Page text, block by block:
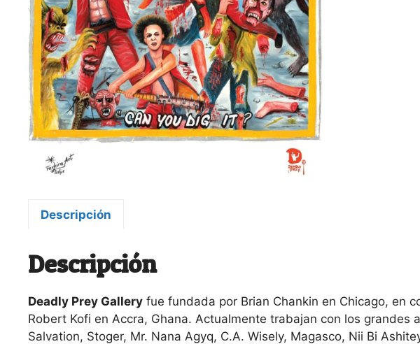
Descripción
Descripción
Deadly Prey Gallery fue fundada por Brian Chankin en Chicago, en
Robert Kofi en Accra, Ghana. Actualmente trabajan con los grandes
Salvation, Stoger, Mr. Nana Agyq, C.A. Wisely, Magasco, Nii Bi